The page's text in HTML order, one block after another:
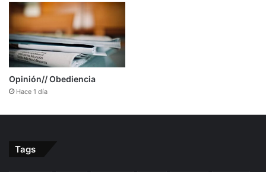
Opinión// Obediencia
Hace 1 día
Tags